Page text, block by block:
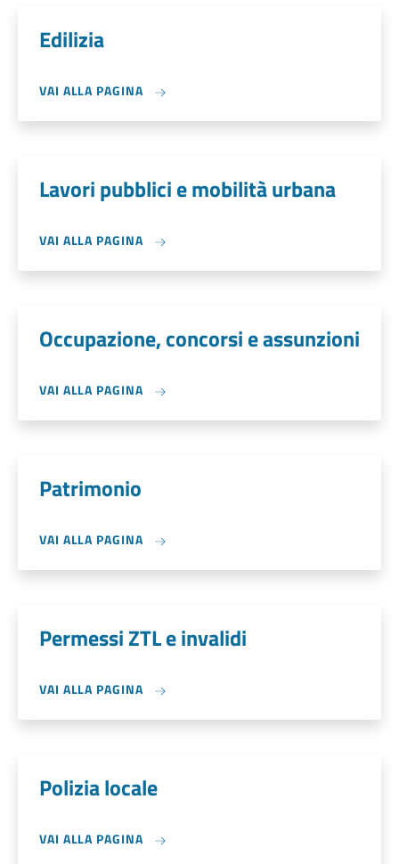
Edilizia
VAI ALLA PAGINA
Lavori pubblici e mobilità urbana
VAI ALLA PAGINA
Occupazione, concorsi e assunzioni
VAI ALLA PAGINA
Patrimonio
VAI ALLA PAGINA
Permessi ZTL e invalidi
VAI ALLA PAGINA
Polizia locale
VAI ALLA PAGINA